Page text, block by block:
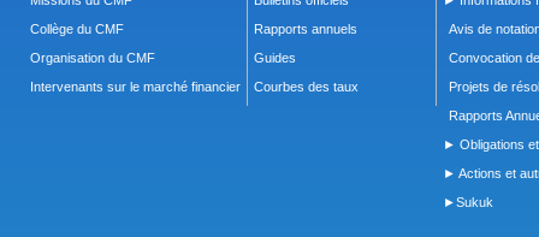
Collège du CMF
Organisation du CMF
Intervenants sur le marché financier
Rapports annuels
Guides
Courbes des taux
Avis de
Convocation
Projets de
Rapports
► Obligations
► Actions et
►Sukuk